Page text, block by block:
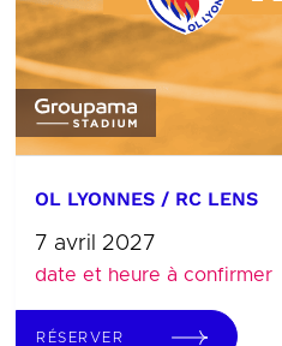
OL LYONNES / RC LENS
7 avril 2027
date et heure à confirmer
RÉSERVER